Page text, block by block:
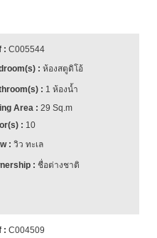
C005544
ห้องสตูดิโอ้
1 ห้องน้ำ
29 Sq.m
10
วิว ทะเล
ชื่อต่างชาติ
C004509